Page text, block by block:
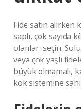
Fide satın alırken
saplı, çok sayıda
olanları seçin.
veya çok yaşlı
büyük olmamalı,
kök sistemine